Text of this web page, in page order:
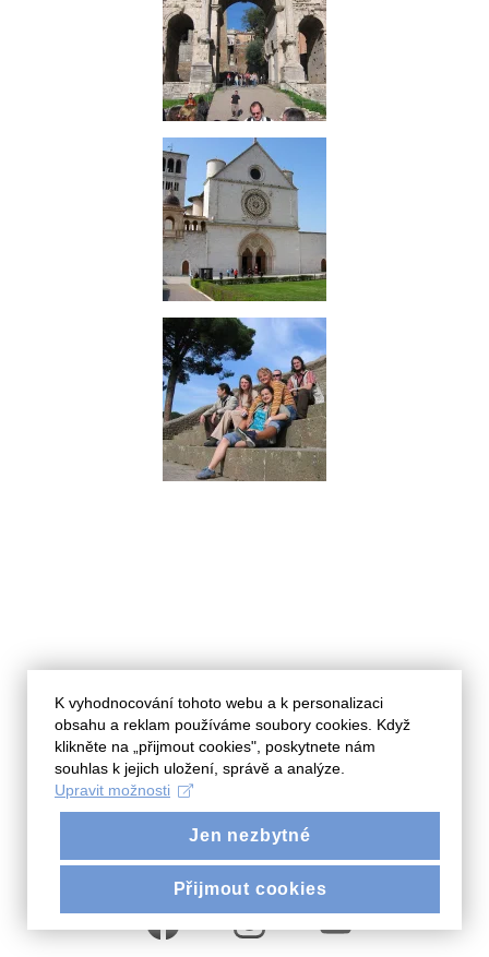
Zůstaňme v kontaktu na
sociálních sítích
K vyhodnocování tohoto webu a k personalizaci
obsahu a reklam používáme soubory cookies. Když
klikněte na „přijmout cookies", poskytnete nám
souhlas k jejich uložení, správě a analýze.
Upravit možnosti
Jen nezbytné
Přijmout cookies